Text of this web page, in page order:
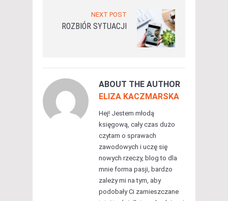
NEXT POST
ROZBIÓR SYTUACJI
ABOUT THE AUTHOR
ELIZA KACZMARSKA
Hej! Jestem młodą
księgową, cały czas dużo
czytam o sprawach
zawodowych i uczę się
nowych rzeczy, blog to dla
mnie forma pasji, bardzo
zależy mi na tym, aby
podobały Ci zamieszczane